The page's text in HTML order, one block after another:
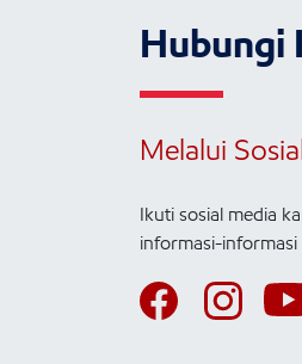
Hubungi
Melalui
Ikuti sosial media
informasi-